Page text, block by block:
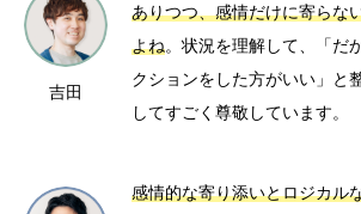
吉田
ありつつ、感情だけに寄らな
よね。状況を理解して、「だ
クションをした方がいい」と
してすごく尊敬しています。
感情的な寄り添いとロジカル